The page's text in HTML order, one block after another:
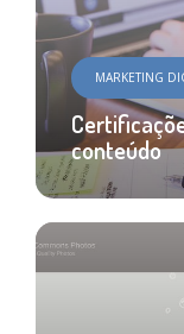
MARKETING
conteúdo